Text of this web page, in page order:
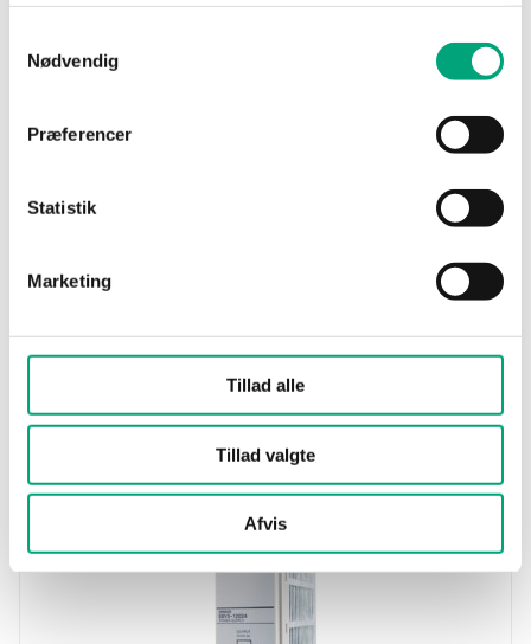
Nødvendig
Præferencer
Statistik
Marketing
Tillad alle
Tillad valgte
Afvis
2
REGIN
Power supply unit